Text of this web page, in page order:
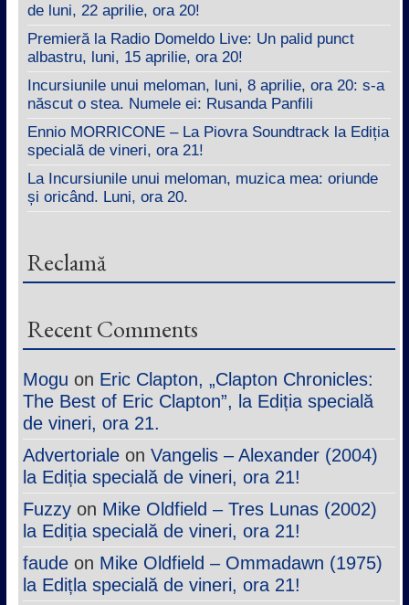
de luni, 22 aprilie, ora 20!
Premieră la Radio Domeldo Live: Un palid punct
albastru, luni, 15 aprilie, ora 20!
Incursiunile unui meloman, luni, 8 aprilie, ora 20: s-a
născut o stea. Numele ei: Rusanda Panfili
Ennio MORRICONE – La Piovra Soundtrack la Ediția
specială de vineri, ora 21!
La Incursiunile unui meloman, muzica mea: oriunde
și oricând. Luni, ora 20.
Reclamă
Recent Comments
Mogu on Eric Clapton, „Clapton Chronicles:
The Best of Eric Clapton”, la Ediția specială
de vineri, ora 21.
Advertorialeon Vangelis – Alexander (2004)
la Ediția specială de vineri, ora 21!
Fuzzyon Mike Oldfield – Tres Lunas (2002)
la Ediția specială de vineri, ora 21!
faudeon Mike Oldfield – Ommadawn (1975)
la Edițla specială de vineri, ora 21!